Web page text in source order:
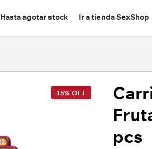
Hasta agotar stock Ir a tienda SexShop
15% OFF
pcs